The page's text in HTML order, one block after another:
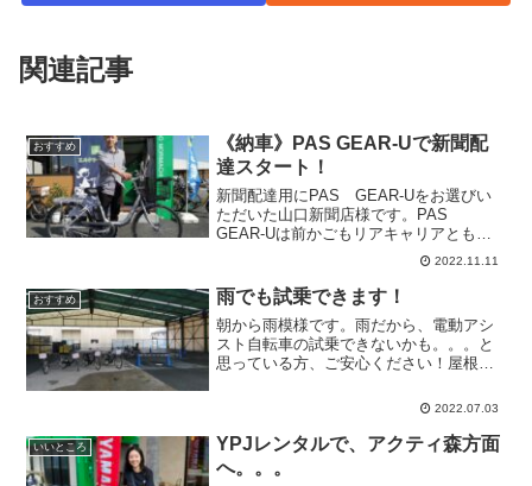
関連記事
おすすめ
《納車》PAS GEAR-Uで新聞配
達スタート！
新聞配達用にPAS GEAR-Uをお選びい
ただいた山口新聞店様です。PAS
GEAR-Uは前かごもリアキャリアとも積
載性があり、頑丈な業務用モデルです。
新聞を積載しても走りをアシストしてく
れるので便利です。ＰＡＳ ＧＥＡＲ－
Ｕが快適な配達に...
2022.11.11
おすすめ 雨でも試乗できます！
朝から雨模様です。雨だから、電動アシ
スト自転車の試乗できないかも。。。と
思っている方、ご安心ください！屋根付
ぜひ試乗ご来店お待ちしています！2022.07.03
いいところ
YPJレンタルで、アクティ森方面
へ。。。